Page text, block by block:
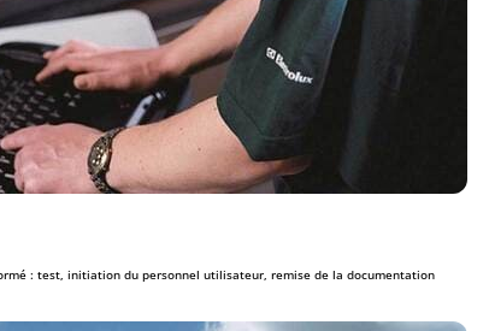
: test, initiation du personnel utilisateur, remise de la documentation